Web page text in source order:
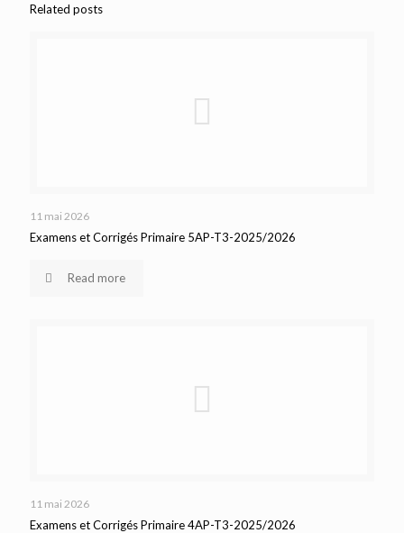
Related posts
11 mai 2026
Examens et Corrigés Primaire 5AP-T3-2025/2026
Read more
11 mai 2026
Examens et Corrigés Primaire 4AP-T3-2025/2026